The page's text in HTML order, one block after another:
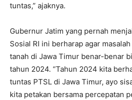
tuntas,” ajaknya.
Gubernur Jatim yang pernah
Sosial RI ini berharap agar
tanah di Jawa Timur benar-benar
tahun 2024. “Tahun 2024 kita
tuntas PTSL di Jawa Timur, ayo
kita petakan bersama percepatan